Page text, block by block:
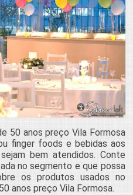
50 anos preço Vila Formosa
finger foods e bebidas aos
bem atendidos. Conte
no segmento e que possa
os produtos usados no
anos preço Vila Formosa.